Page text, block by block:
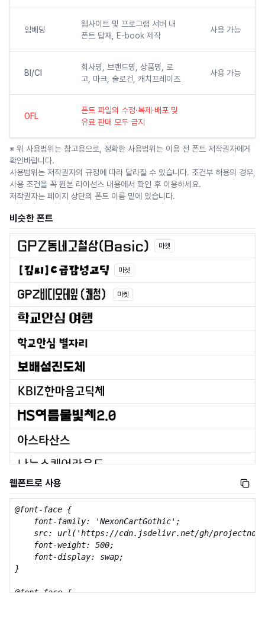
임베딩
웹사이트 및 프로그램 서버 내
폰트 탑재, E-book 제작
사용 가능
BI/CI
회사명, 브랜드명, 상품명, 로
고, 마크, 슬로건, 캐치프레이즈
사용 가능
OFL
폰트 파일의 수정·복제·배포 및
유료 판매 모두 금지
※ 위 사용범위는 참고용으로, 정확한 사용범위는 이용 전 폰트 저작권자에게
확인바랍니다.
사용범위는 저작권자의 규정에 따라 달라질 수 있습니다. 조건부 허용의 경우,
사용 조건을 꼭 원본 라이선스 내용에서 확인 후 이용하세요.
저작권자는 페이지 상단의 폰트 이름 밑에 있습니다.
비슷한 폰트
마켓
마켓
마켓
웹폰트로 사용
@font-face {
    font-family: 'NexonCartGothic';
src: url('https://cdn.jsdelivr.net/gh/
    font-weight: 500;
    font-display: swap;
}
@font-face {